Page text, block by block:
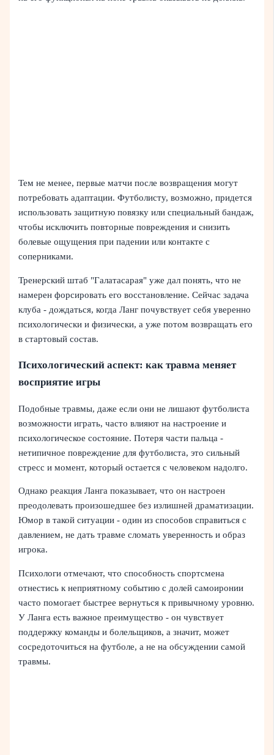
Тем не менее, первые матчи после возвращения могут
потребовать адаптации. Футболисту, возможно, придется
использовать защитную повязку или специальный бандаж,
чтобы исключить повторные повреждения и снизить
болевые ощущения при падении или контакте с
соперниками.
Тренерский штаб "Галатасарая" уже дал понять, что не
намерен форсировать его восстановление. Сейчас задача
клуба - дождаться, когда Ланг почувствует себя уверенно
психологически и физически, а уже потом возвращать его
в стартовый состав.
Психологический аспект: как травма меняет
восприятие игры
Подобные травмы, даже если они не лишают футболиста
возможности играть, часто влияют на настроение и
психологическое состояние. Потеря части пальца -
нетипичное повреждение для футболиста, это сильный
стресс и момент, который остается с человеком надолго.
Однако реакция Ланга показывает, что он настроен
преодолевать произошедшее без излишней драматизации.
Юмор в такой ситуации - один из способов справиться с
давлением, не дать травме сломать уверенность и образ
игрока.
Психологи отмечают, что способность спортсмена
отнестись к неприятному событию с долей самоиронии
часто помогает быстрее вернуться к привычному уровню.
У Ланга есть важное преимущество - он чувствует
поддержку команды и болельщиков, а значит, может
сосредоточиться на футболе, а не на обсуждении самой
травмы.